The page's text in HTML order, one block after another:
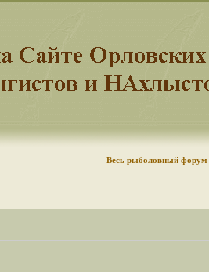
Весь рыболовный форум